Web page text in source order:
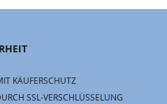
KÄUFERSCHUTZ
SSL-VERSCHLÜSSELUNG